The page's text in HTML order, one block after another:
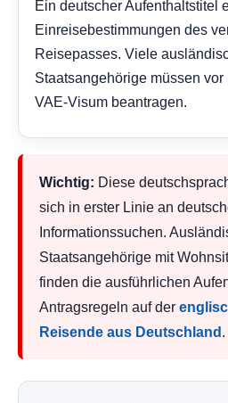
Ein deutscher Aufenthaltstitel
Einreisebestimmungen des
Reisepasses. Viele
Staatsangehörige müssen
VAE-Visum beantragen.
Wichtig: Diese
sich in erster Linie an
Informationssuchen.
Staatsangehörige mit
finden die ausführlichen
Antragsregeln auf der
Reisende aus Deutschland.